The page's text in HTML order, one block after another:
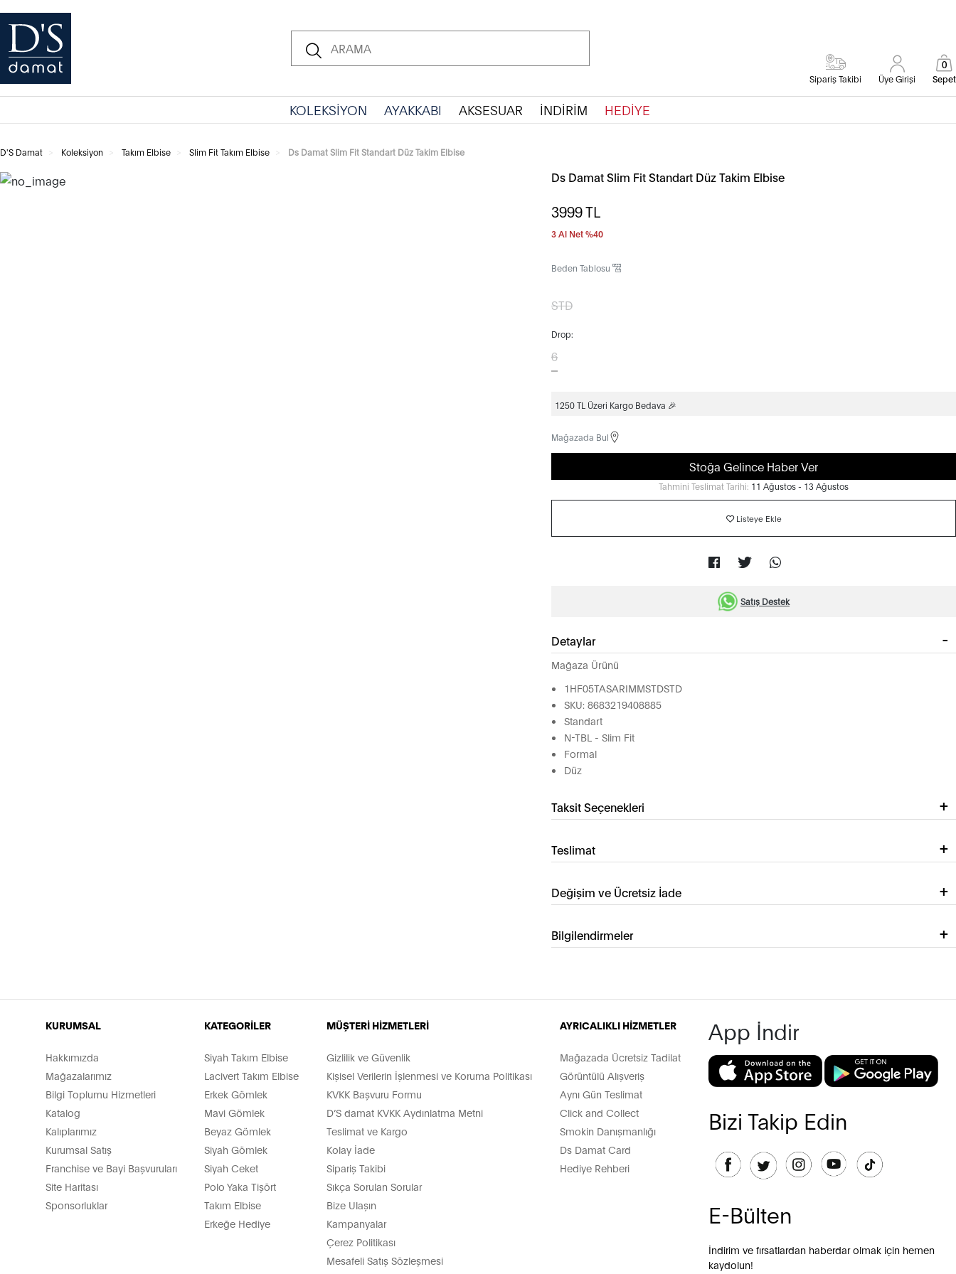
Sipariş Takibi Üye Girişi Sepet
0
KOLEKSİYON AYAKKABI AKSESUAR İNDİRİM HEDİYE
D'S Damat Koleksiyon Takım Elbise Slim Fit Takım Elbise Ds Damat Slim Fit Standart Düz Takim Elbise
Ds Damat Slim Fit Standart Düz Takim Elbise
3999TL
3 Al Net %40
Beden Tablosu
STD
Drop:
6
1250 TL Üzeri Kargo Bedava 🎉
Mağazada Bul
Stoğa Gelince Haber Ver
Tahmini Teslimat Tarihi: 11 Ağustos - 13 Ağustos
Listeye Ekle
Satış Destek
Detaylar
Mağaza Ürünü
1HF05TASARIMMSTDSTD
SKU: 8683219408885
Standart
N-TBL - Slim Fit
Formal
Düz
Taksit Seçenekleri
Teslimat
Değişim ve Ücretsiz İade
Bilgilendirmeler
KURUMSAL
Hakkımızda
Mağazalarımız
Bilgi Toplumu Hizmetleri
Katalog
Kalıplarımız
Kurumsal Satış
Franchise ve Bayi Başvuruları
Site Haritası
Sponsorluklar
KATEGORİLER
Siyah Takım Elbise
Lacivert Takım Elbise
Erkek Gömlek
Mavi Gömlek
Beyaz Gömlek
Siyah Gömlek
Siyah Ceket
Polo Yaka Tişört
Takım Elbise
Erkeğe Hediye
MÜŞTERİ HİZMETLERİ
Gizlilik ve Güvenlik
Kişisel Verilerin İşlenmesi ve Koruma Politikası
KVKK Başvuru Formu
D’S damat KVKK Aydınlatma Metni
Teslimat ve Kargo
Kolay İade
Sipariş Takibi
Sıkça Sorulan Sorular
Bize Ulaşın
Kampanyalar
Çerez Politikası
Mesafeli Satış Sözleşmesi
AYRICALIKLI HİZMETLER
Mağazada Ücretsiz Tadilat
Görüntülü Alışveriş
Aynı Gün Teslimat
Click and Collect
Smokin Danışmanlığı
Ds Damat Card
Hediye Rehberi
App İndir
Bizi Takip Edin
E-Bülten
İndirim ve fırsatlardan haberdar olmak için hemen
kaydolun!